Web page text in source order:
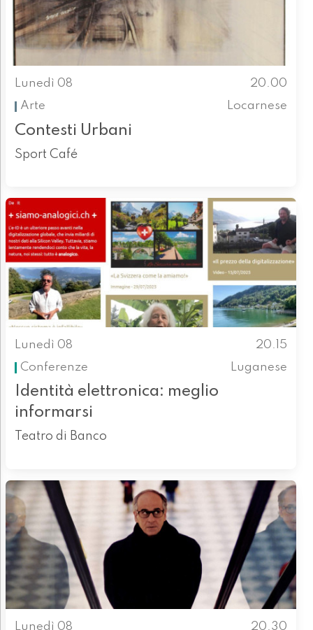
Lunedì 08
20.00
Arte
Locarnese
Contesti Urbani
Sport Café
Lunedì 08
20.15
Conferenze
Luganese
Identità elettronica: meglio
informarsi
Teatro di Banco
Lunedì 08
20.30